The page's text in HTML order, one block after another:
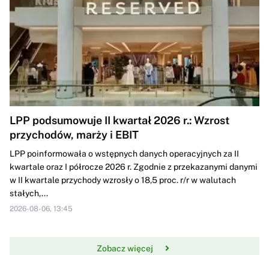
LPP podsumowuje II kwartał 2026 r.: Wzrost
przychodów, marży i EBIT
LPP poinformowała o wstępnych danych operacyjnych za II
kwartale oraz I półrocze 2026 r. Zgodnie z przekazanymi danymi
w II kwartale przychody wzrosły o 18,5 proc. r/r w walutach
stałych,...
2026-08-06, 13:45
Zobacz więcej